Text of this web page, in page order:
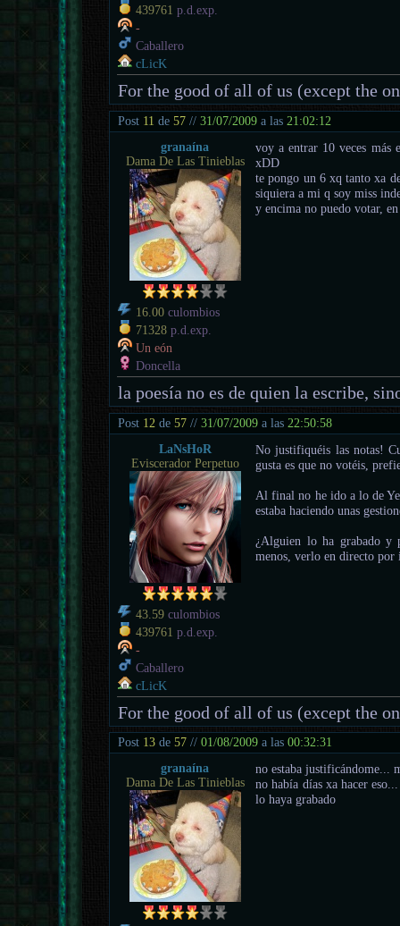
439761 p.d.exp.
-
Caballero
cLicK
For the good of all of us (except the
Post 11 de57 //31/07/2009 a las 21:02:12
granaína
Dama De Las Tinieblas
16.00 culombios
71328 p.d.exp.
Un eón
Doncella
voy a entrar 10 veces más
xDD
te pongo un 6 xq tanto xa
siquiera a mi q soy miss
y encima no puedo votar,
la poesía no es de quien la escribe,
Post 12 de57 //31/07/2009 a las 22:50:58
LaNsHoR
Eviscerador Perpetuo
43.59 culombios
439761 p.d.exp.
-
Caballero
cLicK
No justifiquéis las notas!
gusta es que no votéis,
Al final no he ido a lo de
estaba haciendo unas
¿Alguien lo ha grabado y
menos, verlo en directo por
For the good of all of us (except the
Post 13 de57 //01/08/2009 a las00:32:31
granaína
Dama De Las Tinieblas
no estaba justificándome...
no había días xa hacer
lo haya grabado